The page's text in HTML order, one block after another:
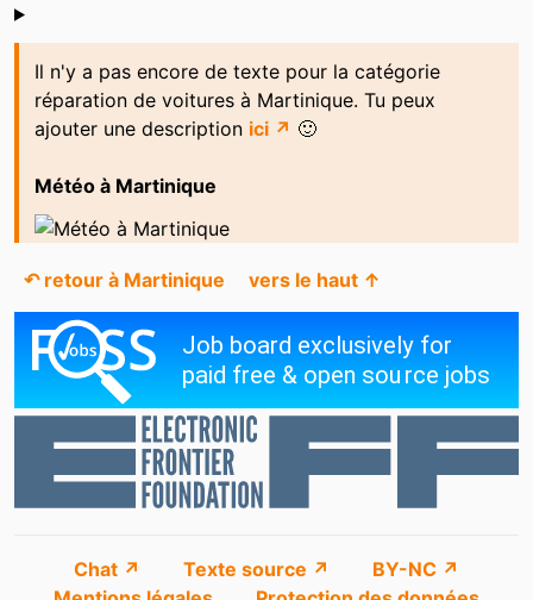
Shoutbox
Il n'y a pas encore de texte pour la catégorie
réparation de voitures à Martinique. Tu peux
ajouter une description ici ↗ 🙂
Météo à Martinique
↶ retour à Martinique vers le haut ↑
Chat ↗ Texte source ↗
BY-NC ↗